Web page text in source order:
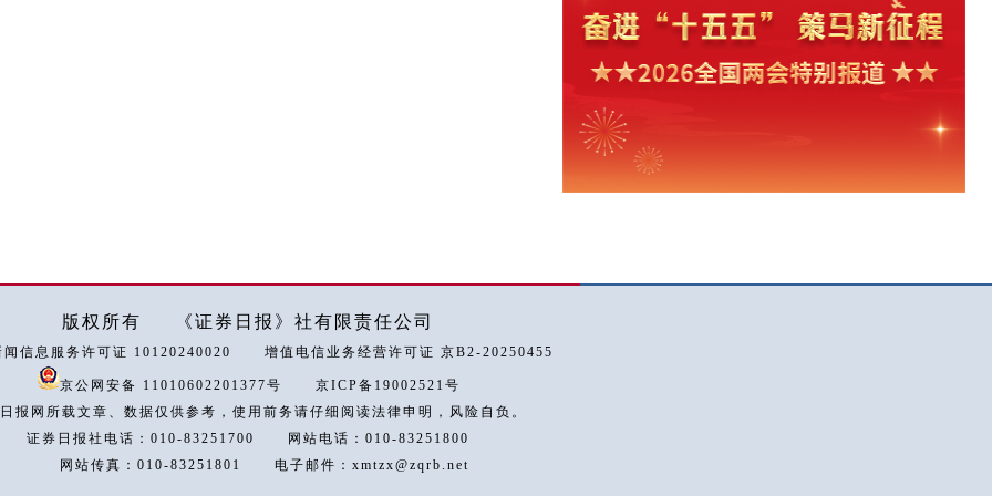
版权所有 《证券日报》社有限责任公司
闻信息服务许可证 10120240020 增值电信业务经营许可证 京B2-20250455
京公网安备 11010602201377号
京ICP备19002521号
报网所载文章、数据仅供参考，使用前务请仔细阅读法律申明，风险自负。
证券日报社电话：010-83251700
网站电话：010-83251800
网站传真：010-83251801
电子邮件：xmtzx@zqrb.net